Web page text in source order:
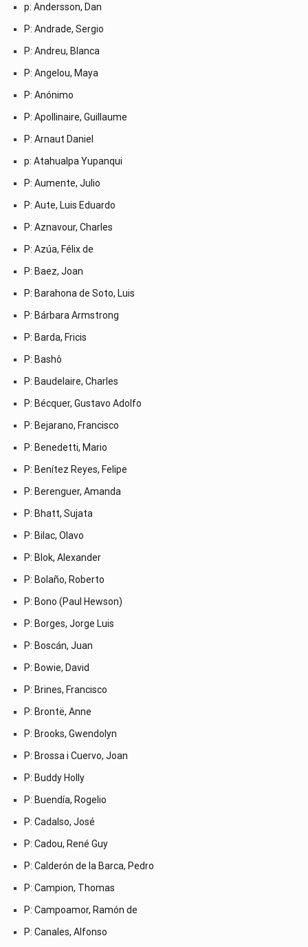
p: Andersson, Dan
P: Andrade, Sergio
P: Andreu, Blanca
P: Angelou, Maya
P: Anónimo
P: Apollinaire, Guillaume
P: Arnaut Daniel
p: Atahualpa Yupanqui
P: Aumente, Julio
P: Aute, Luis Eduardo
P: Aznavour, Charles
P: Azúa, Félix de
P: Baez, Joan
P: Barahona de Soto, Luis
P: Bárbara Armstrong
P: Barda, Fricis
P: Bashô
P: Baudelaire, Charles
P: Bécquer, Gustavo Adolfo
P: Bejarano, Francisco
P: Benedetti, Mario
P: Benítez Reyes, Felipe
P: Berenguer, Amanda
P: Bhatt, Sujata
P: Bilac, Olavo
P: Blok, Alexander
P: Bolaño, Roberto
P: Bono (Paul Hewson)
P: Borges, Jorge Luis
P: Boscán, Juan
P: Bowie, David
P: Brines, Francisco
P: Brontë, Anne
P: Brooks, Gwendolyn
P: Brossa i Cuervo, Joan
P: Buddy Holly
P: Buendía, Rogelio
P: Cadalso, José
P: Cadou, René Guy
P: Calderón de la Barca, Pedro
P: Campion, Thomas
P: Campoamor, Ramón de
P: Canales, Alfonso